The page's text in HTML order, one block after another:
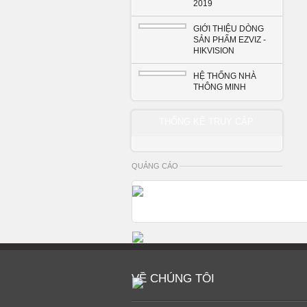
2019
GIỚI THIỆU DÒNG
SẢN PHẨM EZVIZ -
HIKVISION
HỆ THỐNG NHÀ
THÔNG MINH
QUẢNG CÁO
VỀ CHÚNG TÔI